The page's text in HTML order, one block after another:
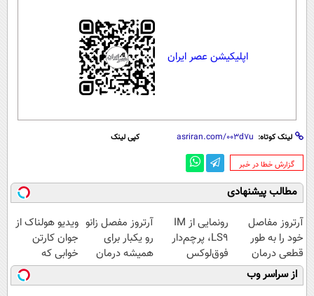
اپلیکیشن عصر ایران
لینک کوتاه: کپی لینک
‌گزارش خطا در خبر
مطالب پیشنهادی
آرتروز مفاصل
خود را به طور
قطعی درمان
کنید!
◗پرسش‌نامه◖
رونمایی از IM
LS9، پرچم‌دار
فوق‌لوکس
EREV وارد بازار
ایران شد
آرتروز مفصل زانو
رو یکبار برای
همیشه درمان
کن!
◗پرسش‌نامه◖
ویدیو هولناک از
جوان کارتن
خوابی که
میلیاردر شد.
آموزش رایگان
از سراسر وب